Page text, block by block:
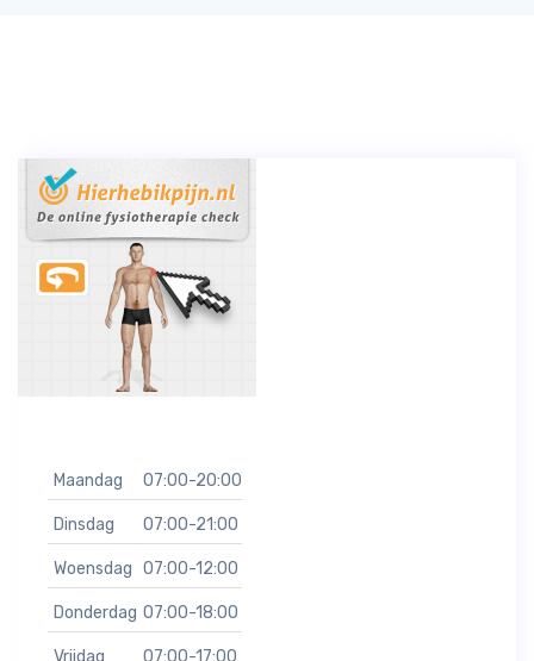
Maandag 07:00-20:00
Dinsdag 07:00-21:00
Woensdag 07:00-12:00
Donderdag 07:00-18:00
Vrijdag 07:00-17:00